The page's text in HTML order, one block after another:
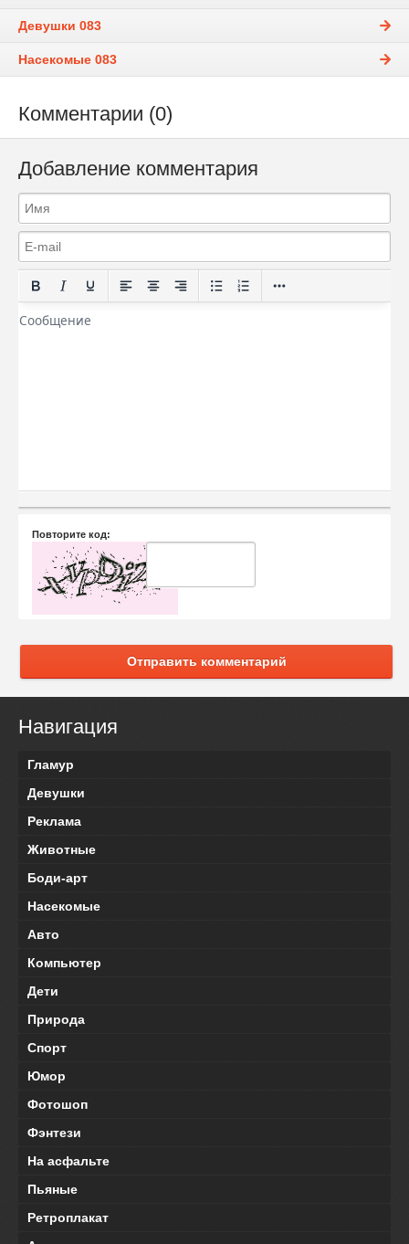
Девушки 083
Насекомые 083
Комментарии (0)
Добавление комментария
Повторите код:
Отправить комментарий
Навигация
Гламур
Девушки
Реклама
Животные
Боди-арт
Насекомые
Авто
Компьютер
Дети
Природа
Спорт
Юмор
Фотошоп
Фэнтези
На асфальте
Пьяные
Ретроплакат